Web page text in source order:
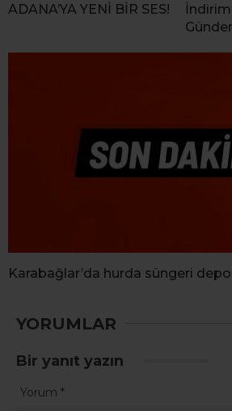
ADANA’YA YENİ BİR SES!
Karabağlar’da hurda süngeri
YORUMLAR
Bir yanıt yazın
Yorum *